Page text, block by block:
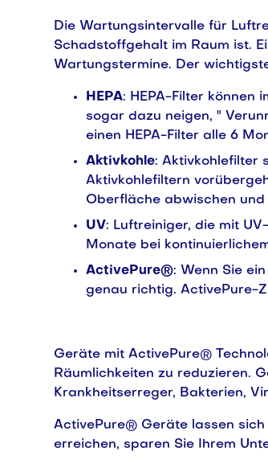
Die Wartungsintervalle für
Schadstoffgehalt im Raum ist.
Wartungstermine. Der
HEPA: HEPA-Filter können
sogar dazu neigen, "
einen HEPA-Filter alle 6
Aktivkohle: Aktivkohlefilter
Aktivkohlefiltern
Oberfläche abwischen und
UV: Luftreiniger, die mit
Monate bei
ActivePure®: Wenn Sie
genau richtig. ActivePure-
Geräte mit ActivePure®
Räumlichkeiten zu reduzieren.
Krankheitserreger, Bakterien,
ActivePure® Geräte lassen
erreichen, sparen Sie Ihrem